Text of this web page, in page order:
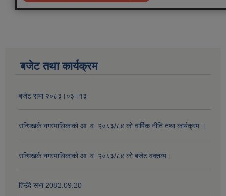
बजेट तथा कार्यक्रम
बजेट सभा २०८३।०३।१३
सन्धिखर्क नगरपालिकाको आ. व. २०८३/८४ काे वार्षिक नीति तथा कार्यक्रम ।
सन्धिखर्क नगरपालिकाको आ. व. २०८३/८४ काे बजेट वक्तव्य।
हिउँदे सभा 2082.09.20